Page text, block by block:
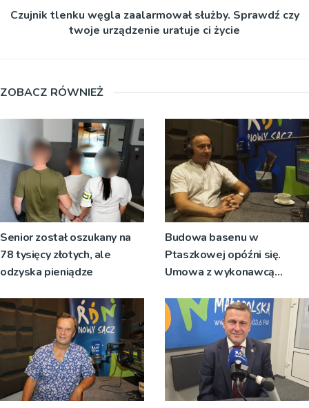
Czujnik tlenku węgla zaalarmował służby. Sprawdź czy
twoje urządzenie uratuje ci życie
ZOBACZ RÓWNIEŻ
Senior został oszukany na
78 tysięcy złotych, ale
odzyska pieniądze
Budowa basenu w
Ptaszkowej opóźni się.
Umowa z wykonawcą
zostanie podpisana